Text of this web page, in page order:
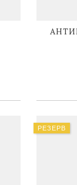
РЕЗЕРВ